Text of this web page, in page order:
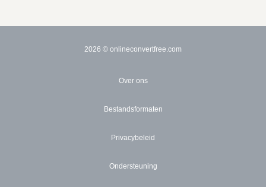
2026 © onlineconvertfree.com
Over ons
Bestandsformaten
Privacybeleid
Ondersteuning